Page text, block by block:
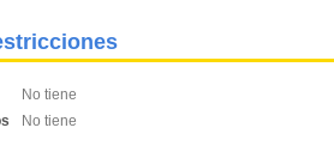
No tiene
No tiene